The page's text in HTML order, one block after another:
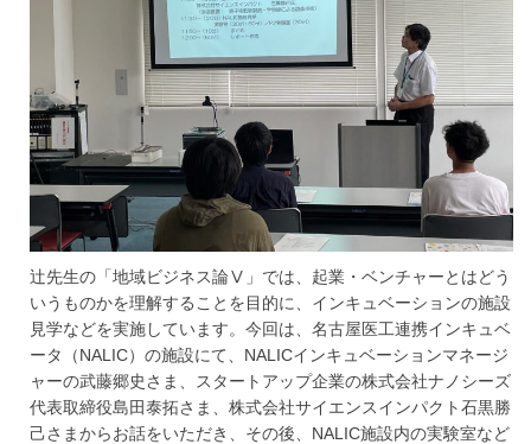
辻先生の「地域ビジネス論Ⅴ」では、起業・ベンチャーとはどう
いうものかを理解することを目的に、インキュベーションの施設
見学などを実施しています。今回は、名古屋医工連携インキュベ
ータ（NALIC）の施設にて、NALICインキュベーションマネージ
ャーの武藤郷史さま、スタートアップ企業の株式会社ナノシーズ
代表取締役島田泰拓さま、株式会社サイエンスインパクト石黒勝
己さまからお話をいただき、その後、NALIC施設内の実験室など